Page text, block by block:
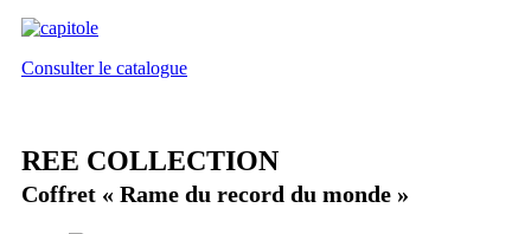
Consulter le catalogue
REE COLLECTION
Coffret « Rame du record du monde »